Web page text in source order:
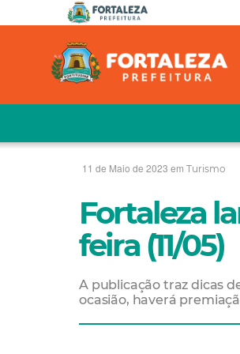
11 de Maio de 2023 em Turismo
Fortaleza
feira (11/05)
A publicação traz dicas
ocasião, haverá